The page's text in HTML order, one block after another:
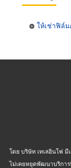
ให้เช่าฟิล์
โดย บริษัท เทเลอินโฟ มี
ไม่เคยหยุดพัฒนาบริกา